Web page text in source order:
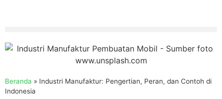
Beranda » Industri Manufaktur: Pengertian, Peran, dan Contoh di
Indonesia